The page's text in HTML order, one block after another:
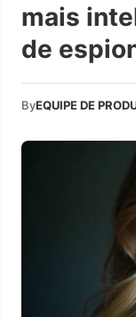
mais
de
ByEQUIPE DE